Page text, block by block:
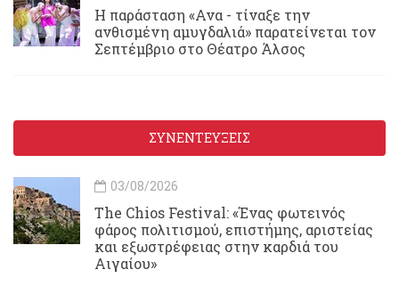
Η παράσταση «Ανα - τίναξε την
ανθισμένη αμυγδαλιά» παρατείνεται τον
Σεπτέμβριο στο Θέατρο Άλσος
ΣΥΝΕΝΤΕΥΞΕΙΣ
03/08/2026
Τhe Chios Festival: «Ένας φωτεινός
φάρος πολιτισμού, επιστήμης, αριστείας
και εξωστρέφειας στην καρδιά του
Αιγαίου»